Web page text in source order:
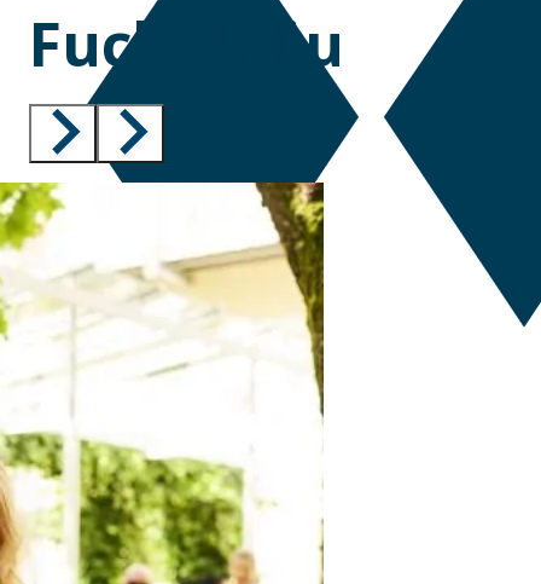
Fuchsbräu